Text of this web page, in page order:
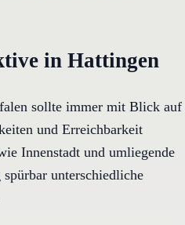
in Hattingen
sollte immer mit Blick auf
und Erreichbarkeit
Innenstadt und umliegende
unterschiedliche